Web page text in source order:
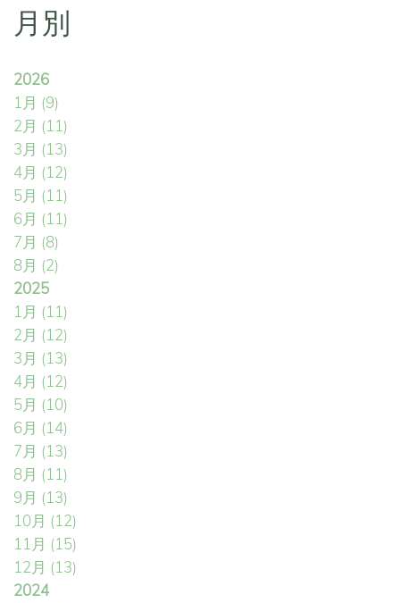
月別
2026
1月 (9)
2月 (11)
3月 (13)
4月 (12)
5月 (11)
6月 (11)
7月 (8)
8月 (2)
2025
1月 (11)
2月 (12)
3月 (13)
4月 (12)
5月 (10)
6月 (14)
7月 (13)
8月 (11)
9月 (13)
10月 (12)
11月 (15)
12月 (13)
2024